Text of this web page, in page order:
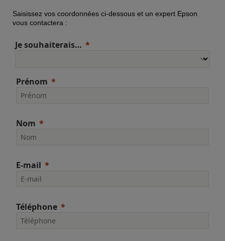
Saisissez vos coordonnées ci-dessous et un expert Epson
vous contactera :
Je souhaiterais…
Prénom
Nom
E-mail
Téléphone